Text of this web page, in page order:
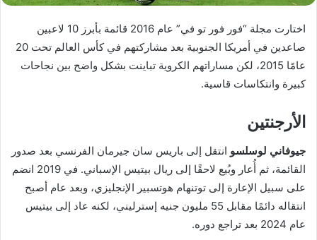
اختارت مجلة “فور فور تو في” عام 2016 قائمة بأبرز 10 لاعبين
صاعدين في أمريكا الجنوبية بعد مشاركتهم في كأس العالم تحت 20
عامًا 2015، لكن مساراتهم الكروية تباينت بشكل واضح بين نجاحات
كبيرة وانتكاسات قاسية.
الأرجنتين
جيوفاني لوسلسو انتقل إلى باريس سان جيرمان الفرنسي بعد صدور
القائمة، ثم أُعار وبُيع لاحقًا إلى ريال بيتيس الإسباني. في 2019 انضم
على سبيل الإعارة إلى توتنهام هوتسبير الإنجليزي، وبعد عام أصبح
انتقاله دائمًا مقابل 55 مليون جنيه إسترليني، لكنه عاد إلى بيتيس
عام 2024 بعد تراجع دوره.